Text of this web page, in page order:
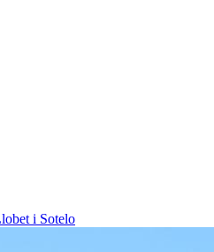
i Sotelo